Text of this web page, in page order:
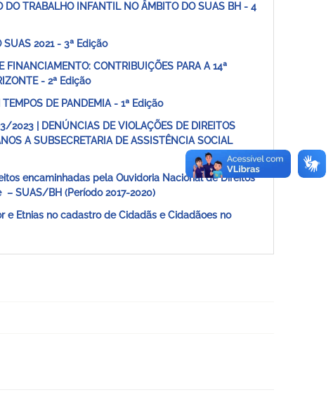
TRABALHO INFANTIL NO ÂMBITO DO SUAS BH - 4
2021 - 3ª Edição
CONTRIBUIÇÕES PARA A 14ª
- 2ª Edição
DE PANDEMIA - 1ª Edição
| DENÚNCIAS DE VIOLAÇÕES DE DIREITOS
A SUBSECRETARIA DE ASSISTÊNCIA SOCIAL
encaminhadas pela Ouvidoria Nacional de Direitos
SUAS/BH (Período 2017-2020)
Etnias no cadastro de Cidadãs e Cidadãoes no